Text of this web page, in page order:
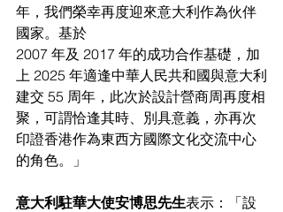
年，我們榮幸再度迎來意大利作為伙伴
國家。基於
2007 年及 2017 年的成功合作基礎，加
上 2025 年適逢中華人民共和國與意大利
建交 55 周年，此次於設計營商周再度相
聚，可謂恰逢其時、別具意義，亦再次
印證香港作為東西方國際文化交流中心
的角色。」
意大利駐華大使安博思先生表示：「設